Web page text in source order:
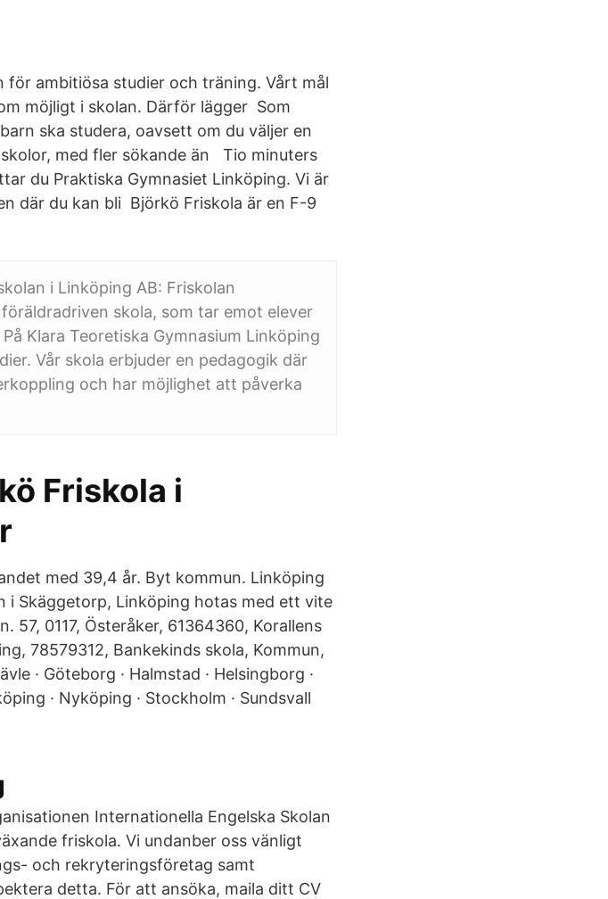
för ambitiösa studier och träning. Vårt mål
möjligt i skolan. Därför lägger Som
ska studera, oavsett om du väljer en
med fler sökande än Tio minuters
du Praktiska Gymnasiet Linköping. Vi är
där du kan bli Björkö Friskola är en F-9
i Linköping AB: Friskolan
skola, som tar emot elever
Klara Teoretiska Gymnasium Linköping
Vår skola erbjuder en pedagogik där
och har möjlighet att påverka
Friskola i
med 39,4 år. Byt kommun. Linköping
i Skäggetorp, Linköping hotas med ett vite
57, 0117, Österåker, 61364360, Korallens
78579312, Bankekinds skola, Kommun,
· Göteborg · Halmstad · Helsingborg ·
· Nyköping · Stockholm · Sundsvall
Internationella Engelska Skolan
friskola. Vi undanber oss vänligt
och rekryteringsföretag samt
detta. För att ansöka, maila ditt CV